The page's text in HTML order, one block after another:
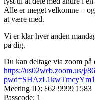
Alle er meget velkomne –
at være med.
Vi er klar hver anden
på dig.
Du kan deltage via zoom på
https://us02web.zoom.us/j/
Meeting ID: 862 9999 1583
Passcode: 1